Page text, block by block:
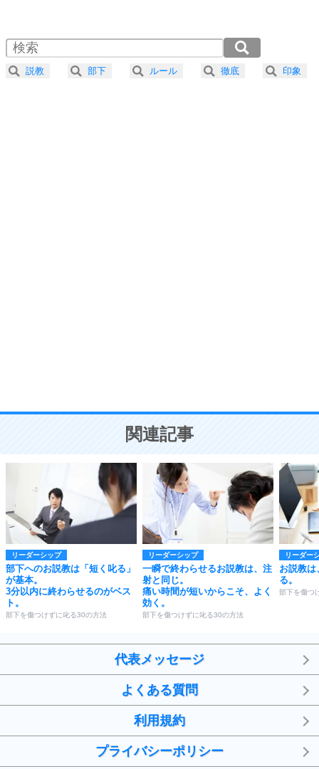
4 器の大きい人は、怒りを優しさで表現する。
プラス思考
ことが大切。
2.0倍速 （361KB 1分32秒）
2.5倍速 （289KB 1分13秒）
3.0倍速 （241KB 1分1秒）
説教 部下 ルール 徹底 印象
関連記事
リーダーシップ
部下へのお説教は「短く叱る」
が基本。
3分以内に終わらせるのがベス
ト。
部下を傷つけずに叱る30の方法
リーダーシップ
一瞬で終わらせるお説教は、注
射と同じ。
痛い時間が短いからこそ、よく
効く。
部下を傷つけずに叱る30の方法
リーダー
お説教は
る。
部下を傷つ
代表メッセージ
よくある質問
利用規約
プライバシーポリシー